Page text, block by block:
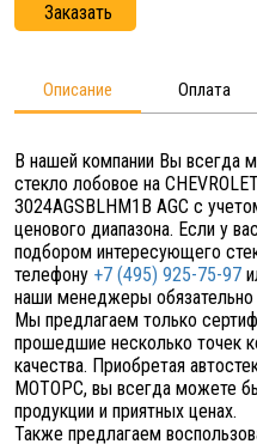
Заказать
Описание Оплата
В нашей компании Вы всегда
стекло лобовое на
3024AGSBLHM1B AGC с
ценового диапазона. Если у
подбором интересующего
телефону +7 (495) 925-75-97
наши менеджеры обязательно
Мы предлагаем только
прошедшие несколько точек
качества. Приобретая
МОТОРС, вы всегда можете
продукции и приятных ценах.
Также предлагаем